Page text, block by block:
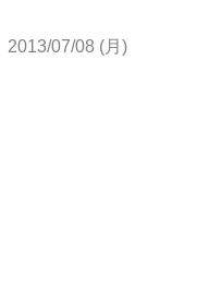
2013/07/08 (月)